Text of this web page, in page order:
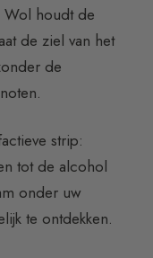
Wol houdt de
de ziel van het
de
strip:
tot de alcohol
onder uw
te ontdekken.